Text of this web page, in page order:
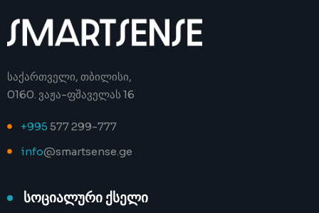
საქართველი, თბილისი,
0160. ვაჟა-ფშაველას 16
+995 577 299-777
info@smartsense.ge
სოციალური ქსელი